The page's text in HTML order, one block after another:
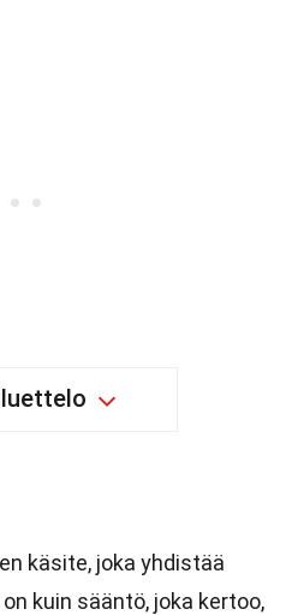
käsite, joka yhdistää
kuin sääntö, joka kertoo,